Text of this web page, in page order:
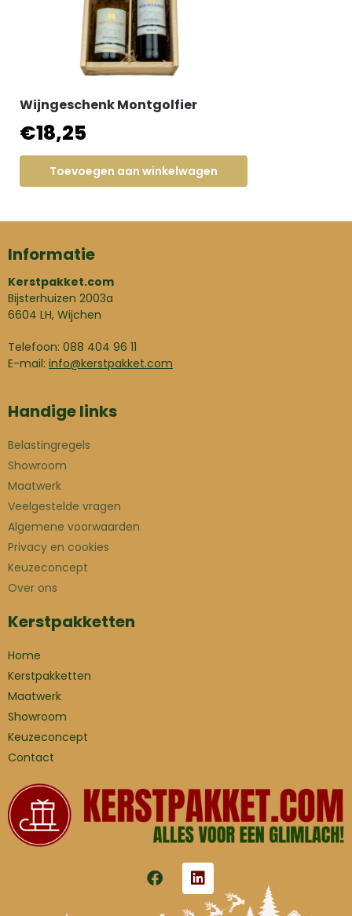
Wijngeschenk Montgolfier
€18,25
Toevoegen aan winkelwagen
Informatie
Kerstpakket.com
Bijsterhuizen 2003a
6604 LH, Wijchen
Telefoon: 088 404 96 11
E-mail: info@kerstpakket.com
Handige links
Belastingregels
Showroom
Maatwerk
Veelgestelde vragen
Algemene voorwaarden
Privacy en cookies
Keuzeconcept
Over ons
Kerstpakketten
Home
Kerstpakketten
Maatwerk
Showroom
Keuzeconcept
Contact